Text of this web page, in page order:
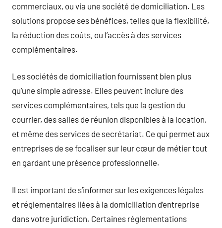
commerciaux, ou via une société de domiciliation. Les
solutions propose ses bénéfices, telles que la flexibilité,
la réduction des coûts, ou l’accès à des services
complémentaires.
Les sociétés de domiciliation fournissent bien plus
qu’une simple adresse. Elles peuvent inclure des
services complémentaires, tels que la gestion du
courrier, des salles de réunion disponibles à la location,
et même des services de secrétariat. Ce qui permet aux
entreprises de se focaliser sur leur cœur de métier tout
en gardant une présence professionnelle.
Il est important de s’informer sur les exigences légales
et réglementaires liées à la domiciliation d’entreprise
dans votre juridiction. Certaines réglementations